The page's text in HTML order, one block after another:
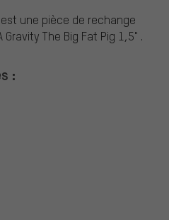
une pièce de rechange
The Big Fat Pig 1,5" .
: